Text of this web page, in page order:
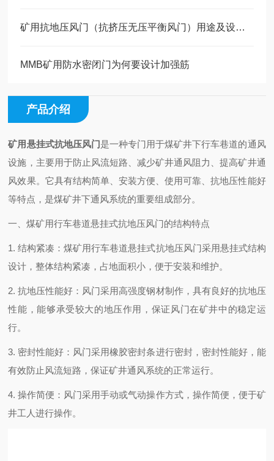
矿用抗地压风门（抗挤压无压平衡风门）用途及设计原因
MMB矿用防水密闭门为何要设计加强筋
产品介绍
矿用悬挂式抗地压风门是一种专门用于煤矿井下行车巷道的通风
设施，主要用于防止风流短路、减少矿井通风阻力、提高矿井通
风效果。它具有结构简单、安装方便、使用可靠、抗地压性能好
等特点，是煤矿井下通风系统的重要组成部分。
一、煤矿用行车巷道悬挂式抗地压风门的结构特点
1. 结构紧凑：煤矿用行车巷道悬挂式抗地压风门采用悬挂式结构
设计，整体结构紧凑，占地面积小，便于安装和维护。
2. 抗地压性能好：风门采用高强度钢材制作，具有良好的抗地压
性能，能够承受较大的地压作用，保证风门在矿井中的稳定运
行。
3. 密封性能好：风门采用橡胶密封条进行密封，密封性能好，能
有效防止风流短路，保证矿井通风系统的正常运行。
4. 操作简便：风门采用手动或气动操作方式，操作简便，便于矿
井工人进行操作。